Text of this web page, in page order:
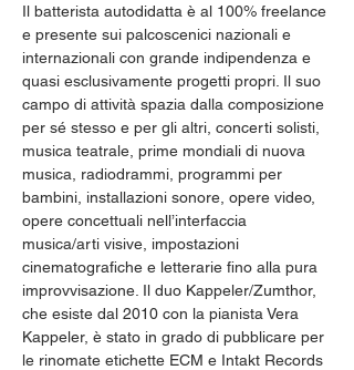
Il batterista autodidatta è al 100% freelance
e presente sui palcoscenici nazionali e
internazionali con grande indipendenza e
quasi esclusivamente progetti propri. Il suo
campo di attività spazia dalla composizione
per sé stesso e per gli altri, concerti solisti,
musica teatrale, prime mondiali di nuova
musica, radiodrammi, programmi per
bambini, installazioni sonore, opere video,
opere concettuali nell’interfaccia
musica/arti visive, impostazioni
cinematografiche e letterarie fino alla pura
improvvisazione. Il duo Kappeler/Zumthor,
che esiste dal 2010 con la pianista Vera
Kappeler, è stato in grado di pubblicare per
le rinomate etichette ECM e Intakt Records